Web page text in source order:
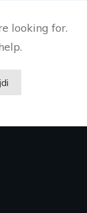
looking for.